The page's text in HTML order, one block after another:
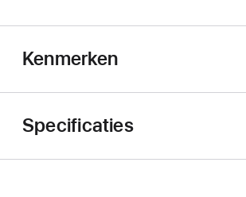
Kenmerken
Specificaties